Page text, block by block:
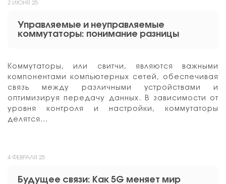
2 ИЮНЯ 25
Управляемые и неуправляемые
коммутаторы: понимание разницы
Коммутаторы, или свитчи, являются важными
компонентами компьютерных сетей, обеспечивая
связь между различными устройствами и
оптимизируя передачу данных. В зависимости от
уровня контроля и настройки, коммутаторы
делятся…
4 ФЕВРАЛЯ 25
Будущее связи: Как 5G меняет мир